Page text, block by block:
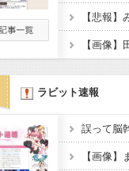
【悲報
ラビット速報